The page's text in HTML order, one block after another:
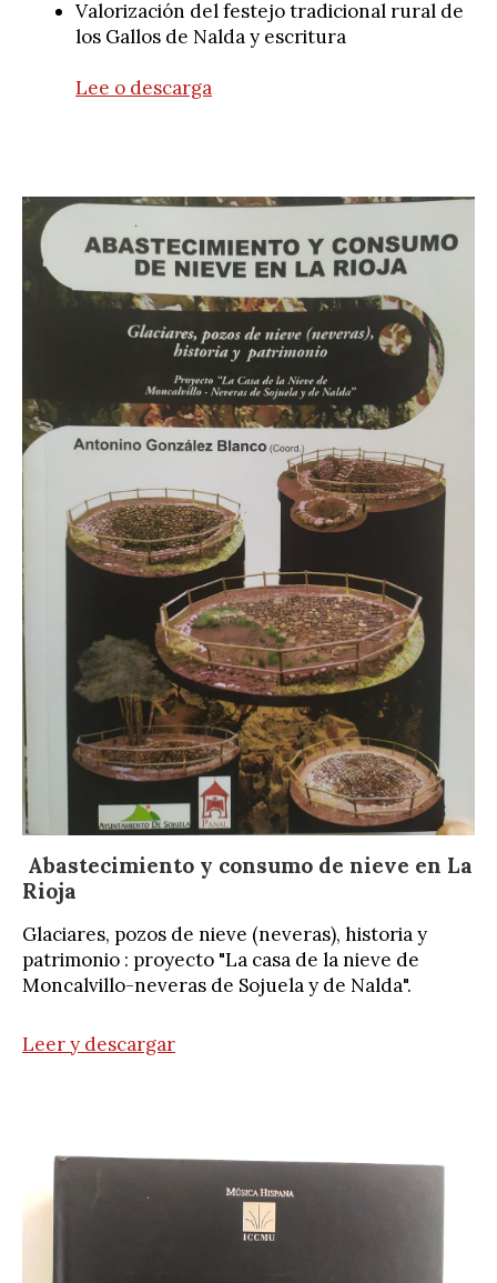
Valorización del festejo tradicional rural de
los Gallos de Nalda y escritura
Lee o descarga
Abastecimiento y consumo de nieve en La
Rioja
Glaciares, pozos de nieve (neveras), historia y
patrimonio : proyecto "La casa de la nieve de
Moncalvillo-neveras de Sojuela y de Nalda".
Leer y descargar